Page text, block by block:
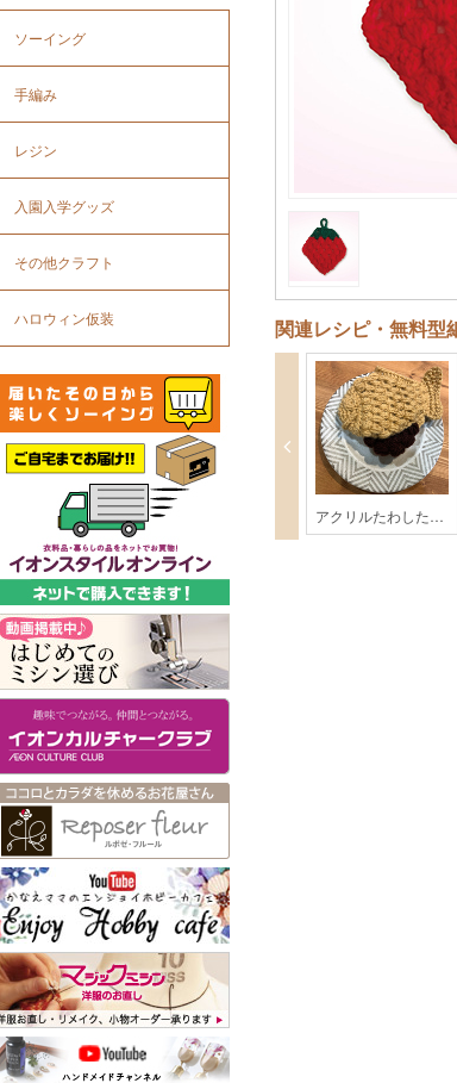
関連レシピ・無料型
アクリルたわしたいやき【202309monthly】
ソーイング
手編み
レジン
入園入学グッズ
その他クラフト
ハロウィン仮装